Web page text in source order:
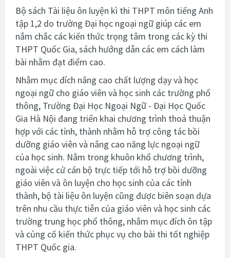
Bộ sách Tài liệu ôn luyện kì thi THPT môn tiếng Anh
tập 1,2 do trường Đại học ngoại ngữ giúp các em
nắm chắc các kiến thức trọng tâm trong các kỳ thi
THPT Quốc Gia, sách hướng dẫn các em cách làm
bài nhằm đạt điểm cao.
Nhằm mục đích nâng cao chất lượng dạy và học
ngoại ngữ cho giáo viên và học sinh các trường phổ
thông, Trường Đại Học Ngoại Ngữ - Đại Học Quốc
Gia Hà Nội đang triển khai chương trình thoả thuận
hợp với các tỉnh, thành nhằm hỗ trợ công tác bồi
dưỡng giáo viên và nâng cao năng lực ngoại ngữ
của học sinh. Nằm trong khuôn khổ chương trình,
ngoài việc cử cán bộ trực tiếp tới hỗ trợ bồi dưỡng
giáo viên và ôn luyện cho học sinh của các tỉnh
thành, bộ tài liệu ôn luyện cũng được biên soạn dựa
trên nhu cầu thực tiễn của giáo viên và học sinh các
trường trung học phổ thông, nhằm mục đích ôn tập
và củng cố kiến thức phục vụ cho bài thi tốt nghiệp
THPT Quốc gia.